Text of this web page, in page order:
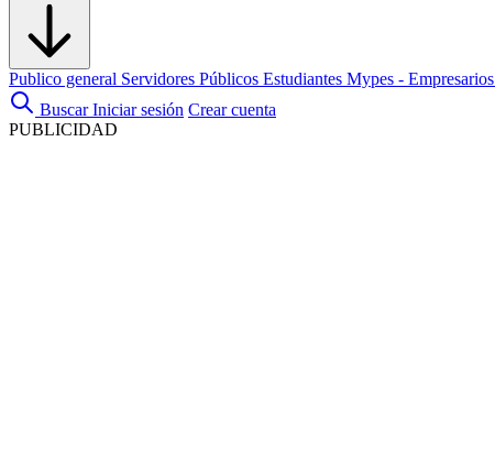
Publico general Servidores Públicos Estudiantes Mypes - Empresarios
Buscar Iniciar sesión Crear cuenta
PUBLICIDAD